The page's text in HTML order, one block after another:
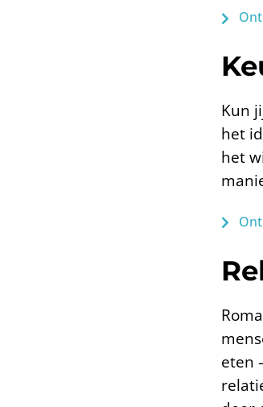
Kun
het
het
eten